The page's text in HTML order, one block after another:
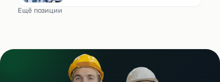
Ещё позиции